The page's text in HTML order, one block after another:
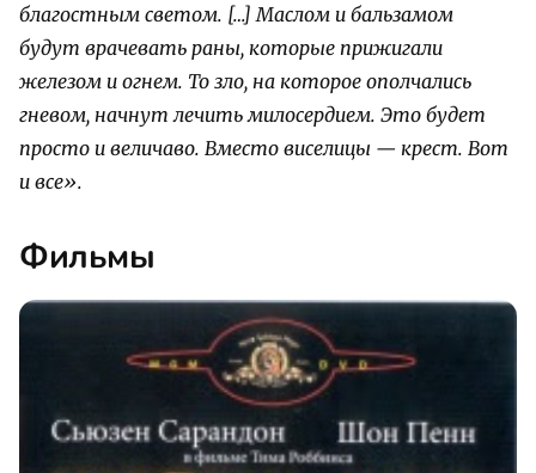
благостным светом. […] Маслом и бальзамом
будут врачевать раны, которые прижигали
железом и огнем. То зло, на которое ополчались
гневом, начнут лечить милосердием. Это будет
просто и величаво. Вместо виселицы — крест. Вот
и все».
Фильмы